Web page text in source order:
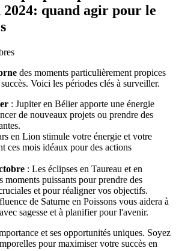
quand agir pour le
des moments particulièrement propices
Voici les périodes clés à surveiller.
: Jupiter en Bélier apporte une énergie
de nouveaux projets ou prendre des
en Lion stimule votre énergie et votre
ces mois idéaux pour des actions
: Les éclipses en Taureau et en
moments puissants pour prendre des
et pour réaligner vos objectifs.
de Saturne en Poissons vous aidera à
sagesse et à planifier pour l'avenir.
et ses opportunités uniques. Soyez
pour maximiser votre succès en